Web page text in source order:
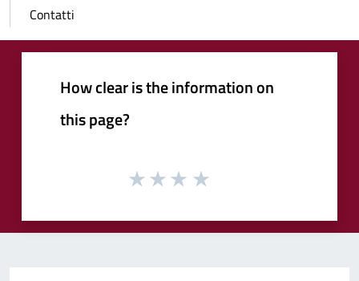
Contatti
How clear is the information on
this page?